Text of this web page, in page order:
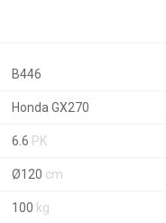
B446
Honda GX270
6.6 PK
Ø120 cm
100 kg